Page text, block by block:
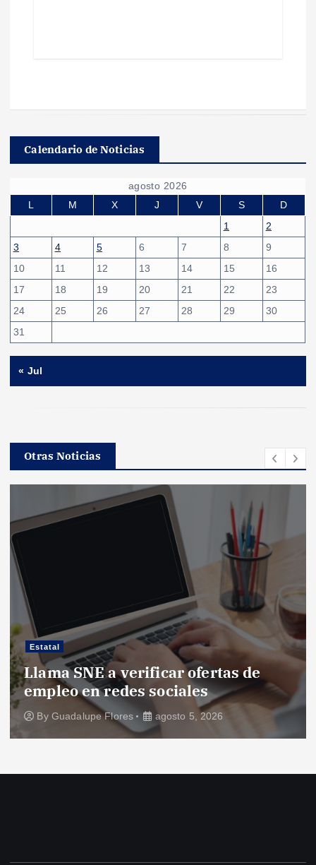
Calendario de Noticias
agosto 2026
L
M X J V S
D
1
2
3
4 5 6 7 8
9
10
11 12 13 14 15
16
17
18 19 20 21 22
23
24
25 26 27 28 29
30
31
« Jul
Otras Noticias
Estatal
Llama SNE a verificar ofertas de
empleo en redes sociales
By Guadalupe Flores agosto 5, 2026